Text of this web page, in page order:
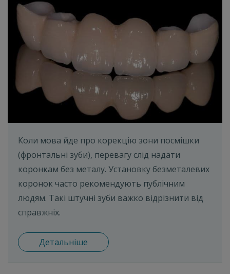
Коли мова йде про корекцію зони посмішки
(фронтальні зуби), перевагу слід надати
коронкам без металу. Установку безметалевих
коронок часто рекомендують публічним
людям. Такі штучні зуби важко відрізнити від
справжніх.
Детальніше